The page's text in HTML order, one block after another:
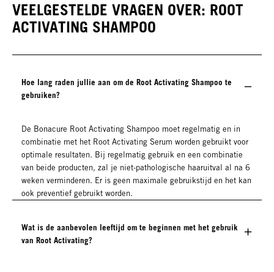
VEELGESTELDE VRAGEN OVER: ROOT
ACTIVATING SHAMPOO
Hoe lang raden jullie aan om de Root Activating Shampoo te
gebruiken?
De Bonacure Root Activating Shampoo moet regelmatig en in
combinatie met het Root Activating Serum worden gebruikt voor
optimale resultaten. Bij regelmatig gebruik en een combinatie
van beide producten, zal je niet-pathologische haaruitval al na 6
weken verminderen. Er is geen maximale gebruikstijd en het kan
ook preventief gebruikt worden.
Wat is de aanbevolen leeftijd om te beginnen met het gebruik
van Root Activating?